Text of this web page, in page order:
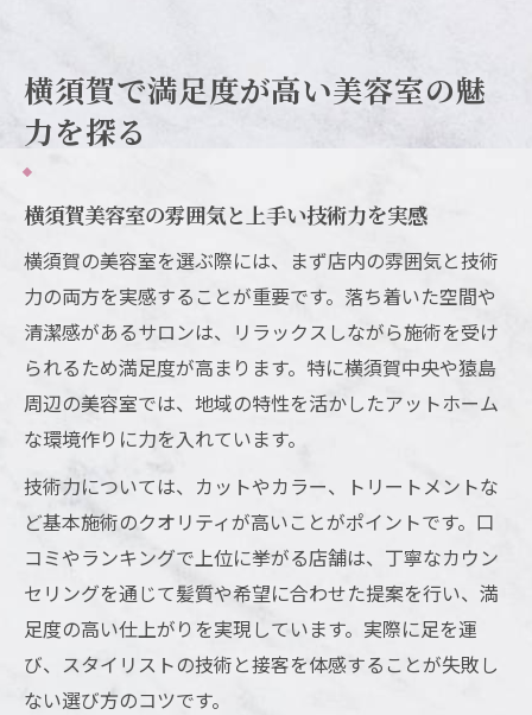
横須賀の人気美容院と満足度の高いサービ
ス
は
美容室選びに迷ったら知りたい横須賀のポイン
ト
横須賀で美容室を選ぶ際の大切な基準とは
予約なしでも安心な横須賀美容室の選び方
50代にも評判の良い横須賀美容院の魅力
メンズにもおすすめな横須賀美容室の特徴
女性スタッフが多い美容室の安心ポイント
満足度ランキングから読み解く美容室選びのコ
ツ
横須賀美容室のランキングを活かす選び方
口コミと満足度の高い美容室の見極め方
ランキング上位美容室に共通するポイント
横須賀で満足度が高い美容室の魅
力を探る
横須賀美容室の雰囲気と上手い技術力を実感
横須賀の美容室を選ぶ際には、まず店内の雰囲気と技術
力の両方を実感することが重要です。落ち着いた空間や
清潔感があるサロンは、リラックスしながら施術を受け
られるため満足度が高まります。特に横須賀中央や猿島
周辺の美容室では、地域の特性を活かしたアットホーム
な環境作りに力を入れています。
技術力については、カットやカラー、トリートメントな
ど基本施術のクオリティが高いことがポイントです。口
コミやランキングで上位に挙がる店舗は、丁寧なカウン
セリングを通じて髪質や希望に合わせた提案を行い、満
足度の高い仕上がりを実現しています。実際に足を運
び、スタイリストの技術と接客を体感することが失敗し
ない選び方のコツです。